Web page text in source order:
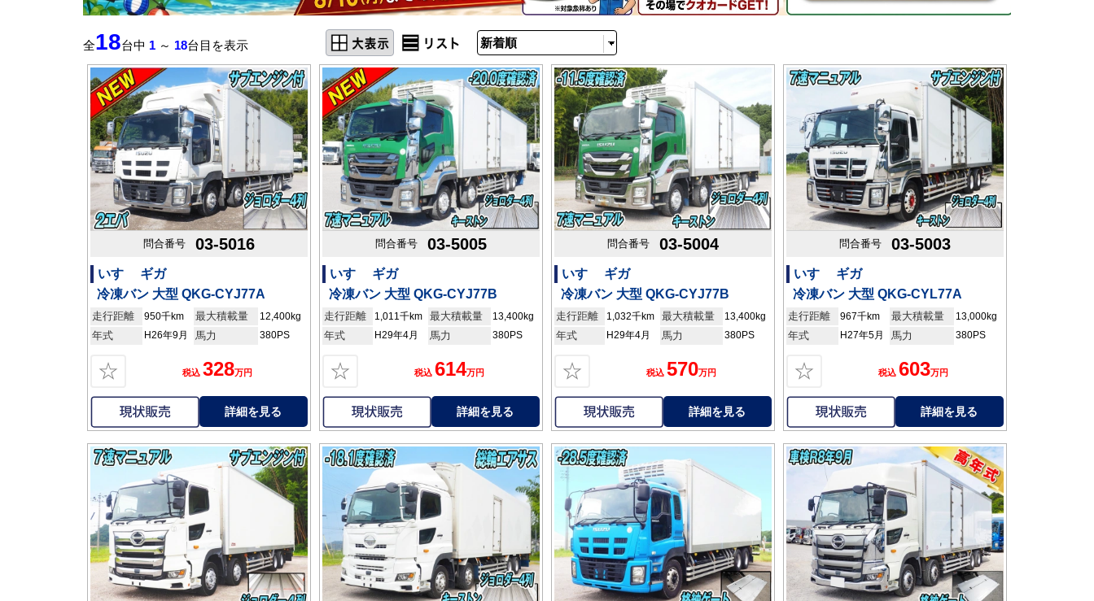
全18台中 1 ～ 18台目を表示
問合番号 03-5016
いすゞ ギガ
冷凍バン 大型 QKG-CYJ77A
走行距離 950千km 最大積載量 12,400kg
年式 H26年9月 馬力 380PS
☆ 税込 328万円
詳細を見る
問合番号 03-5005
いすゞ ギガ
冷凍バン 大型 QKG-CYJ77B
走行距離 1,011千km 最大積載量 13,400kg
年式 H29年4月 馬力 380PS
☆ 税込 614万円
詳細を見る
問合番号 03-5004
いすゞ ギガ
冷凍バン 大型 QKG-CYJ77B
走行距離 1,032千km 最大積載量 13,400kg
年式 H29年4月 馬力 380PS
☆ 税込 570万円
詳細を見る
問合番号 03-5003
いすゞ ギガ
冷凍バン 大型 QKG-CYL77A
走行距離 967千km 最大積載量 13,000kg
年式 H27年5月 馬力 380PS
☆ 税込 603万円
詳細を見る